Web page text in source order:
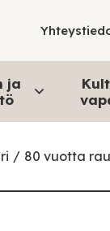
ja
80 vuotta